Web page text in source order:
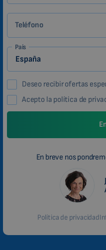
Teléfono
País
Deseo recibir ofertas
Acepto la política de
En breve nos
Política de privacidad